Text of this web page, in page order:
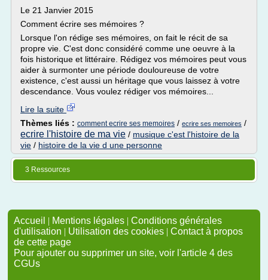
Le 21 Janvier 2015
Comment écrire ses mémoires ?
Lorsque l'on rédige ses mémoires, on fait le récit de sa
propre vie. C'est donc considéré comme une oeuvre à la
fois historique et littéraire. Rédigez vos mémoires peut vous
aider à surmonter une période douloureuse de votre
existence, c'est aussi un héritage que vous laissez à votre
descendance. Vous voulez rédiger vos mémoires...
Lire la suite
Thèmes liés : comment ecrire ses memoires / ecrire ses memoires /
ecrire l'histoire de ma vie / musique c'est l'histoire de la
vie / histoire de la vie d une personne
3 Ressources
Accueil | Mentions légales | Conditions générales
d'utilisation | Utilisation des cookies | Contact à propos
de cette page
Pour ajouter ou supprimer un site, voir l'article 4 des
CGUs